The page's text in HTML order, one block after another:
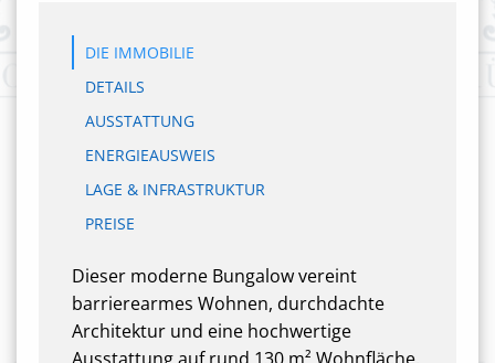
DIE IMMOBILIE
DETAILS
AUSSTATTUNG
ENERGIEAUSWEIS
LAGE & INFRASTRUKTUR
PREISE
Dieser moderne Bungalow vereint
barrierearmes Wohnen, durchdachte
Architektur und eine hochwertige